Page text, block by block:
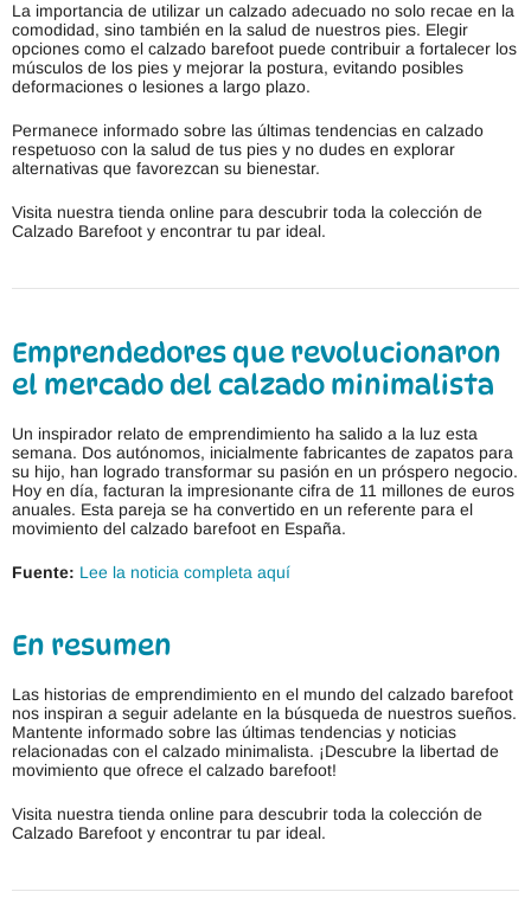
La importancia de utilizar un calzado adecuado no solo recae en la
comodidad, sino también en la salud de nuestros pies. Elegir
opciones como el calzado barefoot puede contribuir a fortalecer los
músculos de los pies y mejorar la postura, evitando posibles
deformaciones o lesiones a largo plazo.
Permanece informado sobre las últimas tendencias en calzado
respetuoso con la salud de tus pies y no dudes en explorar
alternativas que favorezcan su bienestar.
Visita nuestra tienda online para descubrir toda la colección de
Calzado Barefoot y encontrar tu par ideal.
Emprendedores que revolucionaron
el mercado del calzado minimalista
Un inspirador relato de emprendimiento ha salido a la luz esta
semana. Dos autónomos, inicialmente fabricantes de zapatos para
su hijo, han logrado transformar su pasión en un próspero negocio.
Hoy en día, facturan la impresionante cifra de 11 millones de euros
anuales. Esta pareja se ha convertido en un referente para el
movimiento del calzado barefoot en España.
Fuente: Lee la noticia completa aquí
En resumen
Las historias de emprendimiento en el mundo del calzado barefoot
nos inspiran a seguir adelante en la búsqueda de nuestros sueños.
Mantente informado sobre las últimas tendencias y noticias
relacionadas con el calzado minimalista. ¡Descubre la libertad de
movimiento que ofrece el calzado barefoot!
Visita nuestra tienda online para descubrir toda la colección de
Calzado Barefoot y encontrar tu par ideal.